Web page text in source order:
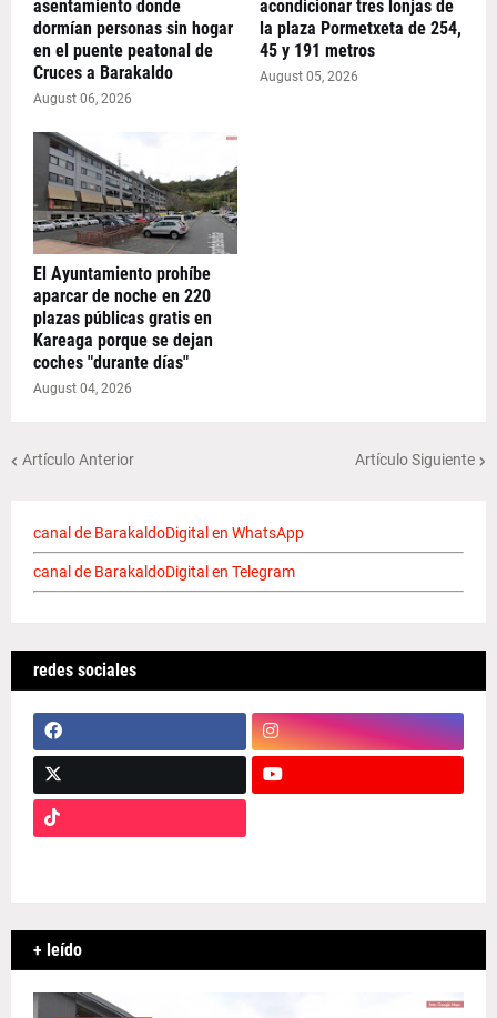
asentamiento donde
dormían personas sin hogar
en el puente peatonal de
Cruces a Barakaldo
August 06, 2026
acondicionar tres lonjas de
la plaza Pormetxeta de 254,
45 y 191 metros
August 05, 2026
El Ayuntamiento prohíbe
aparcar de noche en 220
plazas públicas gratis en
Kareaga porque se dejan
coches "durante días"
August 04, 2026
Artículo Anterior Artículo Siguiente
canal de BarakaldoDigital en WhatsApp
canal de BarakaldoDigital en Telegram
redes sociales
+ leído